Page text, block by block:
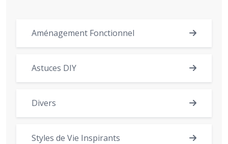
Aménagement Fonctionnel
Astuces DIY
Divers
Styles de Vie Inspirants